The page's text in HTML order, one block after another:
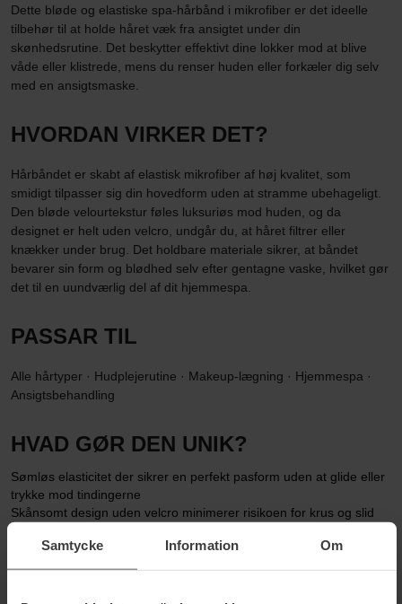
Samtycke Information Om
Dette bløde og elastiske spa-hårbånd i mikrofiber er det ideelle
tilbehør til at holde håret væk fra ansigtet under din
skønhedsrutine. Det beskytter effektivt dine lokker mod at blive
våde eller klistrede, mens du renser huden eller forkæler dig selv
med en ansigtsmaske.
HVORDAN VIRKER DET?
Hårbåndet er skabt af elastisk mikrofiber af høj kvalitet, som
smidigt tilpasser sig din hovedform uden at stramme ubehageligt.
Den bløde velourtekstur føles luksuriøs mod huden, og da
designet er helt uden velcro, undgår du, at håret filtrer eller
knækker under brug. Det holdbare materiale sikrer, at båndet
bevarer sin form og blødhed selv efter gentagne vaske, hvilket gør
det til en uundværlig del af dit hjemmespa.
PASSAR TIL
Alle hårtyper · Hudplejerutine · Makeup-lægning · Hjemmespa ·
Ansigtsbehandling
HVAD GØR DEN UNIK?
Sømløs elasticitet der sikrer en perfekt pasform uden at glide eller
trykke mod tindingerne
Skånsomt design uden velcro minimerer risikoen for krus og slid
Mikrofiber i høj kvalitet der tåler maskinvask uden at miste sin
spændstighed